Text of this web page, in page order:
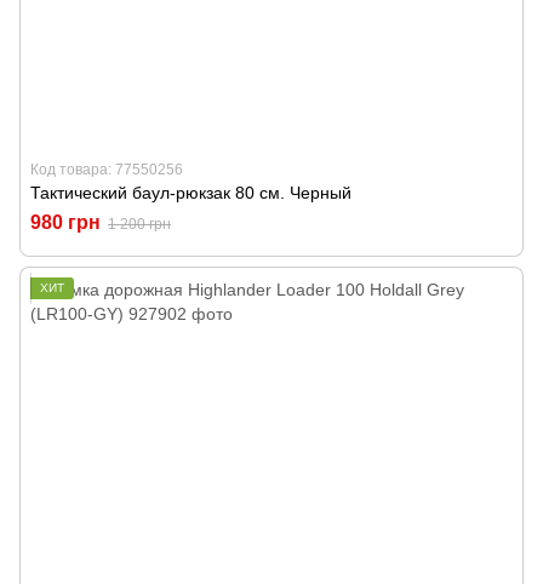
Код товара: 77550256
Тактический баул-рюкзак 80 см. Черный
980 грн 1 200 грн
ХИТ